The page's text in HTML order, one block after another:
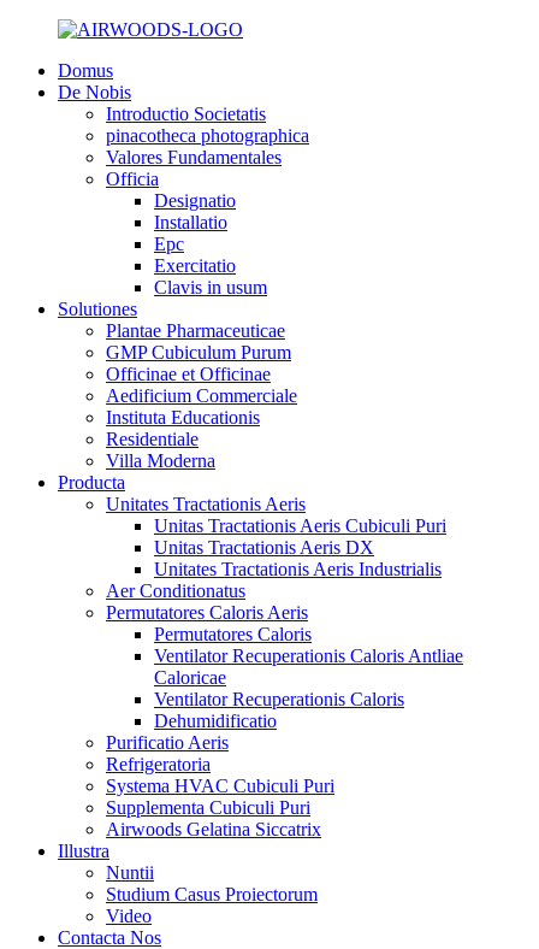
Domus
De Nobis
Introductio Societatis
pinacotheca photographica
Valores Fundamentales
Officia
Designatio
Installatio
Epc
Exercitatio
Clavis in usum
Solutiones
Plantae Pharmaceuticae
GMP Cubiculum Purum
Officinae et Officinae
Aedificium Commerciale
Instituta Educationis
Residentiale
Villa Moderna
Producta
Unitates Tractationis Aeris
Unitas Tractationis Aeris Cubiculi Puri
Unitas Tractationis Aeris DX
Unitates Tractationis Aeris Industrialis
Aer Conditionatus
Permutatores Caloris Aeris
Permutatores Caloris
Ventilator Recuperationis Caloris Antliae
Caloricae
Ventilator Recuperationis Caloris
Dehumidificatio
Purificatio Aeris
Refrigeratoria
Systema HVAC Cubiculi Puri
Supplementa Cubiculi Puri
Airwoods Gelatina Siccatrix
Illustra
Nuntii
Studium Casus Proiectorum
Video
Contacta Nos